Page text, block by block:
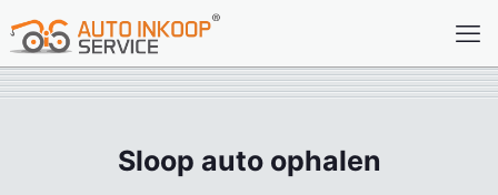
Sloop auto ophalen